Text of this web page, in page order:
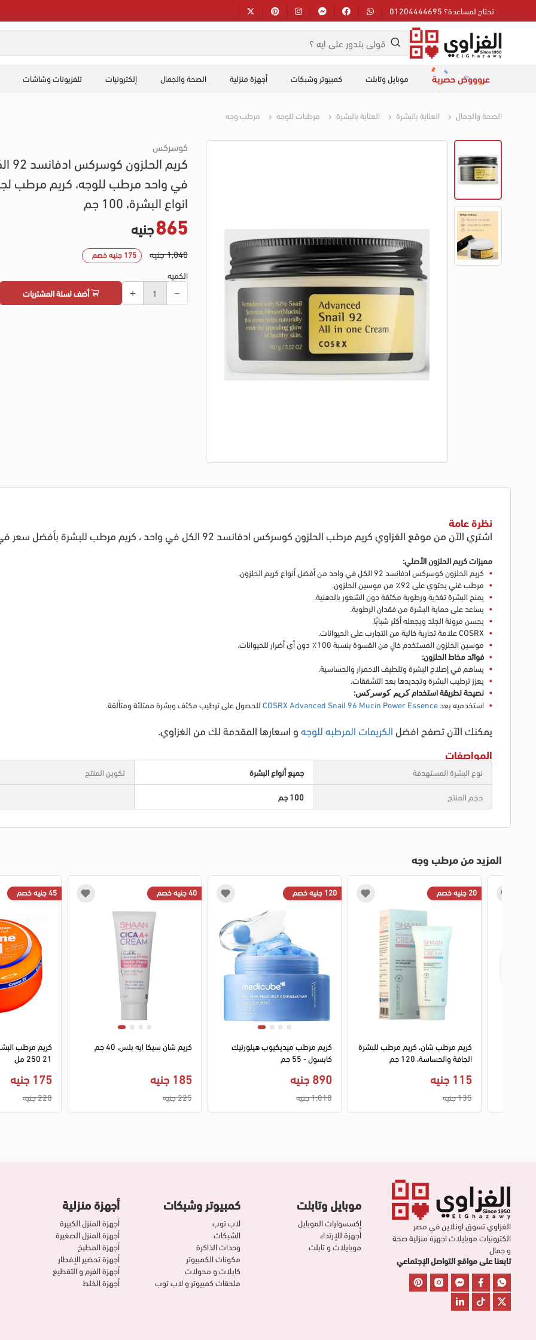
تحتاج لمساعدة؟ 01204444695
عروووض حصرية موبايل وتابلت كمبيوتر وشبكات أجهزة منزلية الصحة والجمال إلكترونيات تلفزيونات وشاشات
الصحة والجمال العناية بالبشرة العناية بالبشرة مرطبات للوجه مرطب وجه
كوسركس
كريم
في واحد مرطب للوجه، كريم مرطب
انواع البشرة، 100 جم
865جنيه
1,040 جنيه 175 جنيه خصم
الكميه
أضف لسلة المشتريات
نظرة عامة
اشتري الآن من موقع الغزاوي كريم مرطب الحلزون كوسركس ادفانسد 92 الكل في واحد ، كريم مرطب للبشرة بأفضل سعر في مصر.
مميزاتكريم الحلزون الأصلي:
كريم الحلزون كوسركس ادفانسد 92 الكل في واحد
منأفضل أنواع كريم الحلزون.
مرطب غنييحتوي على 92٪ من موسين الحلزون.
يمنح البشرة تغذية ورطوبة مكثفة دون الشعور بالدهنية.
يساعد على حماية البشرة من فقدان الرطوبة.
يحسن مرونة الجلد ويجعله أكثر شبابًا.
COSRXعلامة تجارية خالية من التجارب على الحيوانات.
موسين الحلزون المستخدم خالٍ من القسوة بنسبة 100٪ دون أي أضرار للحيوانات.
فوائد مخاط الحلزون:
يساهم في إصلاح البشرة وتلطيف الاحمرار والحساسية.
يعزز ترطيب البشرة وتجديدها بعد التشققات.
نصيحة لطريقة استخدامكريم كوسركس:
استخدميه بعدCOSRX Advanced Snail 96 Mucin Power Essenceللحصول على ترطيب مكثف وبشرة ممتلئة ومتألقة.
يمكنك الآن تصفح افضل الكريمات المرطبه للوجهو اسعارها المقدمة لك من الغزاوي.
المواصفات
نوع البشرة المستهدفة جميع أنواع البشرة
تكوين المنتج
حجم المنتج
100 جم
المزيد من مرطب وجه
45 جنيه خصم
كريم مرطب
21 250 مل
175 جنيه
220 جنيه
40 جنيه خصم
كريم شان سيكا ايه بلس، 40 جم
185 جنيه
225 جنيه
120 جنيه خصم
كريم مرطب ميديكيوب هيلورنيك
كابسول - 55 جم
890 جنيه
1,010 جنيه
20 جنيه خصم
كريم مرطب شان، كريم مرطب للبشرة
الجافة والحساسة، 120 جم
115 جنيه
135 جنيه
الغزاوي تسوق اونلاين في مصر
الكترونيات موبايلات اجهزة منزلية صحة
و جمال
تابعنا على مواقع التواصل الإجتماعي
موبايل وتابلت
إكسسوارات الموبايل
أجهزة للإرتداء
موبايلات و تابلت
كمبيوتر وشبكات
لاب توب
الشبكات
وحدات الذاكرة
مكونات الكمبيوتر
كابلات و محولات
ملحقات كمبيوتر و لاب توب
أجهزة منزلية
أجهزة المنزل الكبيرة
أجهزة المنزل الصغيرة
أجهزة المطبخ
أجهزة تحضير الإفطار
أجهزة الفرم و التقطيع
أجهزة الخلط